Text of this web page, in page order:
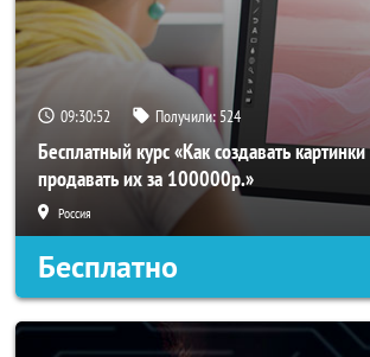
09:30:50 Получили: 524
Бесплатный курс «Как создавать
продавать их за 100000р.»
Россия
Бесплатно